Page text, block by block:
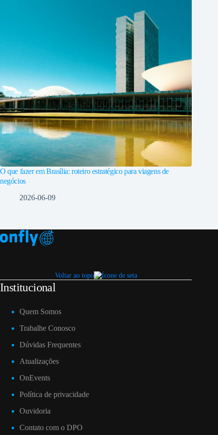
O que fazer em Brasília: roteiro estratégico para viagens de
negócios
2026-06-09
Voltar ao topo
Institucional
Quem Somos
Trabalhe Conosco
Dúvidas Frequentes
Atualizações
OnEvents
Política de privacidade
Ouvidoria
Contato com o DPO